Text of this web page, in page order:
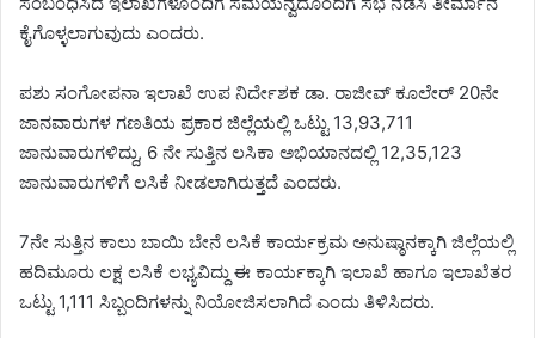
ಕೈಗೊಳ್ಳಲಾಗುವುದು ಎಂದರು.
ಪಶು ಸಂಗೋಪನಾ ಇಲಾಖೆ ಉಪ ನಿರ್ದೇಶಕ ಡಾ. ರಾಜೀವ್ ಕೂಲೇರ್ 20ನೇ
ಜಾನವಾರುಗಳ ಗಣತಿಯ ಪ್ರಕಾರ ಜಿಲ್ಲೆಯಲ್ಲಿ ಒಟ್ಟು 13,93,711
ಜಾನುವಾರುಗಳಿದ್ದು, 6 ನೇ ಸುತ್ತಿನ ಲಸಿಕಾ ಅಭಿಯಾನದಲ್ಲಿ 12,35,123
ಜಾನುವಾರುಗಳಿಗೆ ಲಸಿಕೆ ನೀಡಲಾಗಿರುತ್ತದೆ ಎಂದರು.
7ನೇ ಸುತ್ತಿನ ಕಾಲು ಬಾಯಿ ಬೇನೆ ಲಸಿಕೆ ಕಾರ್ಯಕ್ರಮ ಅನುಷ್ಠಾನಕ್ಕಾಗಿ ಜಿಲ್ಲೆಯಲ್ಲಿ
ಹದಿಮೂರು ಲಕ್ಷ ಲಸಿಕೆ ಲಭ್ಯವಿದ್ದು ಈ ಕಾರ್ಯಕ್ಕಾಗಿ ಇಲಾಖೆ ಹಾಗೂ ಇಲಾಖೆತರ
ಒಟ್ಟು 1,111 ಸಿಬ್ಬಂದಿಗಳನ್ನು ನಿಯೋಜಿಸಲಾಗಿದೆ ಎಂದು ತಿಳಿಸಿದರು.